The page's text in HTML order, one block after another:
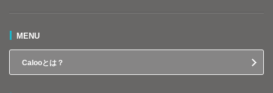
MENU
Calooとは？